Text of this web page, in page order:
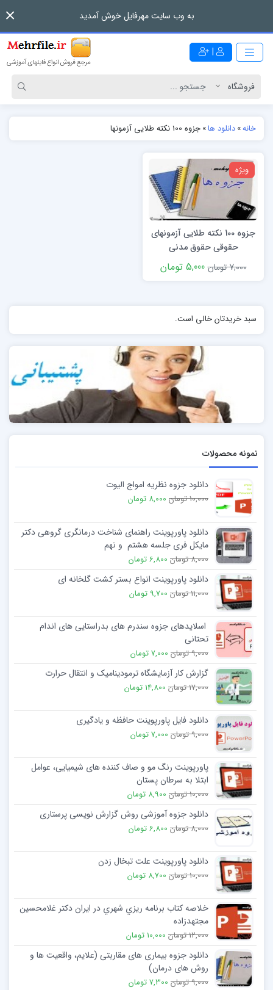
به وب سایت مهرفایل خوش آمدید
|
خانه»دانلود ها»جزوه 100 نکته طلایی آزمونها
ویژه
جزوه 100 نکته طلایی آزمونهای
حقوقی حقوق مدنی
7,000 تومان
5,000 تومان
سبد خریدتان خالی است.
نمونه محصولات
دانلود جزوه نظریه امواج الیوت
10,000 تومان 8,000 تومان
دانلود پاورپوینت راهنمای شناخت درمانگری گروهی دکتر
مایکل فری جلسه هشتم و نهم
8,000 تومان 6,800 تومان
دانلود پاورپوینت انواع بستر کشت گلخانه ای
11,000 تومان 9,700 تومان
اسلایدهای جزوه سندرم های بدراستایی های اندام
تحتانی
9,000 تومان 7,000 تومان
گزارش کار آزمایشگاه ترمودینامیک و انتقال حرارت
17,000 تومان 14,800 تومان
دانلود فایل پاورپوینت حافظه و یادگیری
9,000 تومان 7,000 تومان
پاورپوینت رنگ مو و صاف کننده های شیمیایی، عوامل
ابتلا به سرطان پستان
10,000 تومان 8,900 تومان
دانلود جزوه آموزشی روش گزارش نویسی پرستاری
8,000 تومان 6,800 تومان
دانلود پاورپوینت علت تبخال زدن
10,000 تومان 8,700 تومان
خلاصه کتاب برنامه ريزي شهري در ايران دكتر غلامحسين
مجتهدزاده
12,000 تومان 10,000 تومان
دانلود جزوه بیماری های مقاربتی (علایم، واقعیت ها و
روش های درمان)
9,000 تومان 7,300 تومان